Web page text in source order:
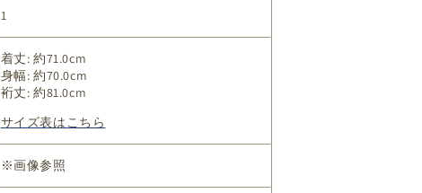
1
着丈: 約71.0cm
身幅: 約70.0cm
裄丈: 約81.0cm
サイズ表はこちら
※画像参照